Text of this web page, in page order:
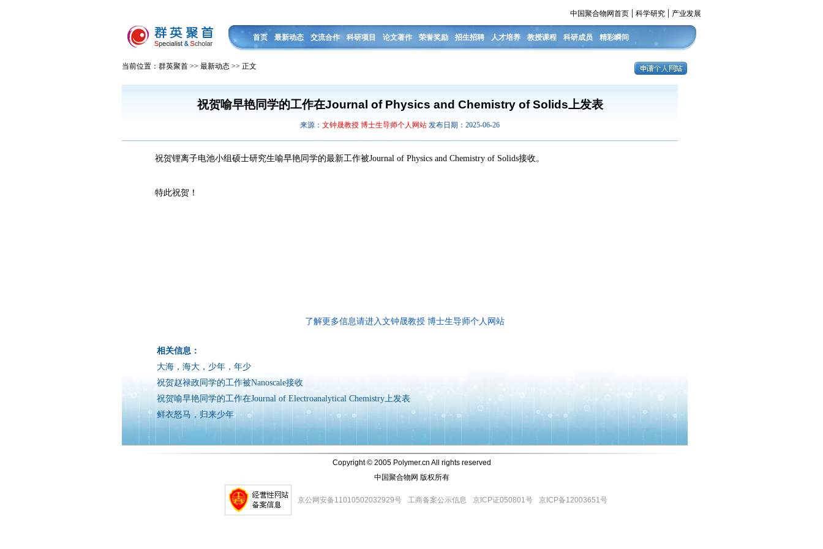
中国聚合物网首页 | 科学研究 | 产业发展
首页 最新动态 交流合作 科研项目 论文著作 荣誉奖励 招生招聘 人才培养 教授课程 科研成员 精彩瞬间
当前位置：群英聚首 >> 最新动态 >> 正文
祝贺喻早艳同学的工作在Journal of Physics and Chemistry of Solids上发表
来源： 文钟晟教授 博士生导师个人网站 发布日期：2025-06-26
祝贺锂离子电池小组硕士研究生喻早艳同学的最新工作被Journal of Physics and Chemistry of Solids接收。
特此祝贺！
了解更多信息请进入文钟晟教授 博士生导师个人网站
相关信息：
大海，海大，少年，年少
祝贺赵禄政同学的工作被Nanoscale接收
祝贺喻早艳同学的工作在Journal of Electroanalytical Chemistry上发表
鲜衣怒马，归来少年
Copyright © 2005 Polymer.cn All rights reserved
中国聚合物网 版权所有
京公网安备11010502032929号 工商备案公示信息 京ICP证050801号 京ICP备12003651号